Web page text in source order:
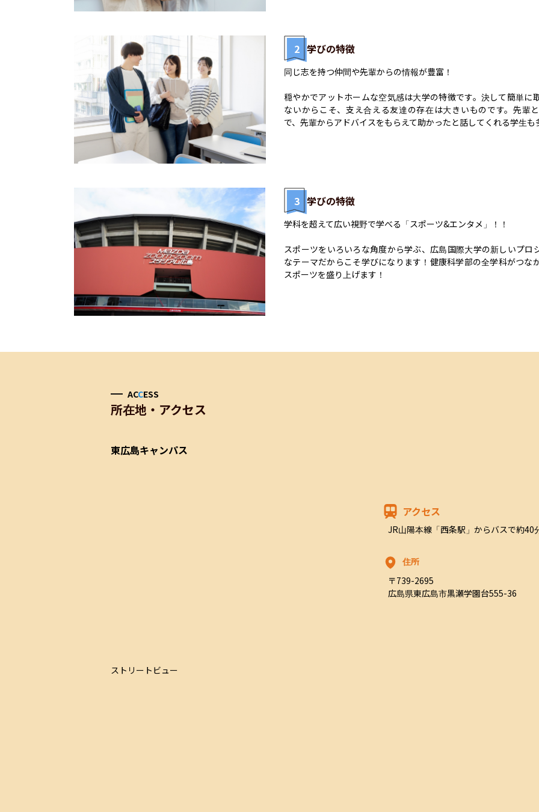
2 学びの特徴
同じ志を持つ仲間や先輩からの情報が豊富！
穏やかでアットホームな空気感は大学の特徴です。決して簡単に
ないからこそ、支え合える友達の存在は大きいものです。先輩
で、先輩からアドバイスをもらえて助かったと話してくれる学生も
3 学びの特徴
学科を超えて広い視野で学べる「スポーツ&エンタメ」！！
スポーツをいろいろな角度から学ぶ、広島国際大学の新しいプロ
なテーマだからこそ学びになります！健康科学部の全学科がつな
スポーツを盛り上げます！
ACCESS
所在地・アクセス
東広島キャンパス
アクセス
JR山陽本線「西条駅」からバスで約40
住所
〒739-2695
広島県東広島市黒瀬学園台555-36
ストリートビュー